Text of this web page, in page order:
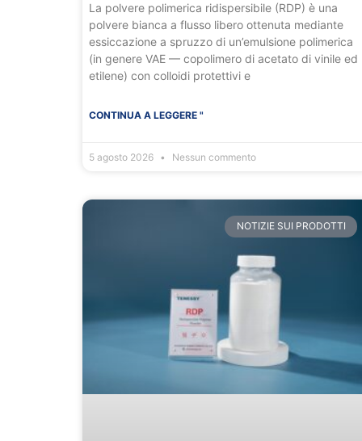
La polvere polimerica ridispersibile (RDP) è una
polvere bianca a flusso libero ottenuta mediante
essiccazione a spruzzo di un’emulsione polimerica
(in genere VAE — copolimero di acetato di vinile ed
etilene) con colloidi protettivi e
CONTINUA A LEGGERE "
5 agosto 2026 Nessun commento
NOTIZIE SUI PRODOTTI